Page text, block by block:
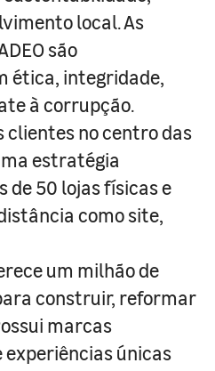
local. As
são
ética, integridade,
à corrupção.
clientes no centro das
estratégia
de 50 lojas físicas e
como site,
um milhão de
construir, reformar
marcas
únicas